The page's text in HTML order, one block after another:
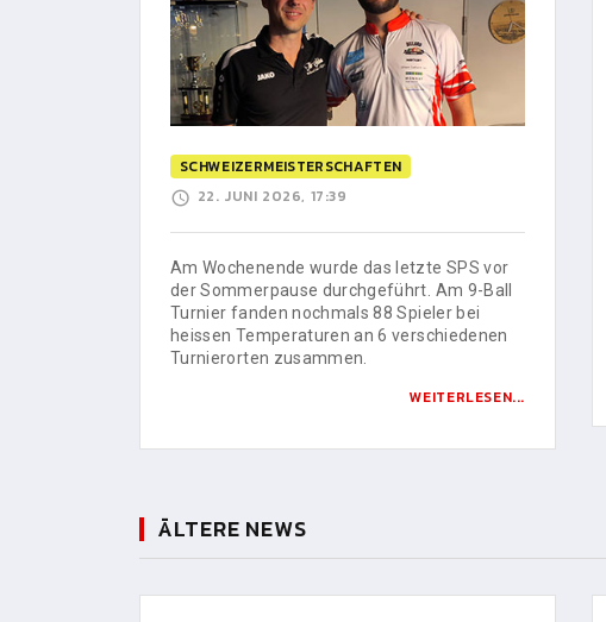
SCHWEIZERMEISTERSCHAFTEN
22. JUNI 2026, 17:39
Am Wochenende wurde das letzte SPS vor
der Sommerpause durchgeführt. Am 9-Ball
Turnier fanden nochmals 88 Spieler bei
heissen Temperaturen an 6 verschiedenen
Turnierorten zusammen.
WEITERLESEN...
ÄLTERE NEWS